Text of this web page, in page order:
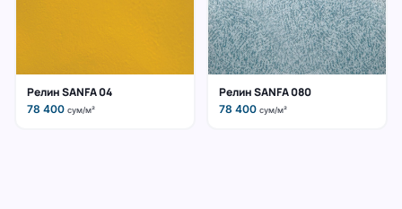
Релин SANFA 04
78 400 сум/м²
Релин SANFA 080
78 400 сум/м²